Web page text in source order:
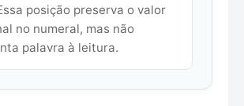
posição preserva o valor
no numeral, mas não
palavra à leitura.